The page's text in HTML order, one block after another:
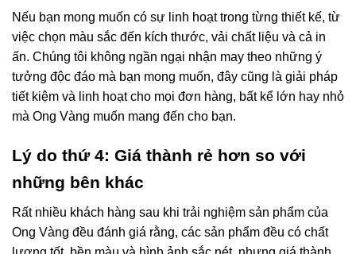
Nếu bạn mong muốn có sự linh hoạt trong từng thiết kế, từ
việc chọn màu sắc đến kích thước, vải chất liệu và cả in
ấn. Chúng tôi không ngần ngại nhận may theo những ý
tưởng độc đáo mà bạn mong muốn, đây cũng là giải pháp
tiết kiệm và linh hoạt cho mọi đơn hàng, bất kể lớn hay nhỏ
mà Ong Vàng muốn mang đến cho bạn.
Lý do thứ 4: Giá thành rẻ hơn so với
những bên khác
Rất nhiều khách hàng sau khi trải nghiệm sản phẩm của
Ong Vàng đều đánh giá rằng, các sản phẩm đều có chất